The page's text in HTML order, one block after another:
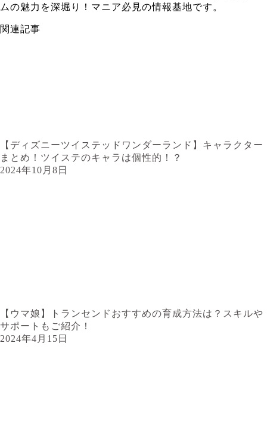
ムの魅力を深堀り！マニア必見の情報基地です。
関連記事
【ディズニーツイステッドワンダーランド】キャラクター
まとめ！ツイステのキャラは個性的！？
2024年10月8日
【ウマ娘】トランセンドおすすめの育成方法は？スキルや
サポートもご紹介！
2024年4月15日